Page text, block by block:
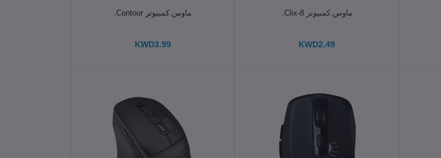
الإضافة إلى سلة التسوق
ماوس.كمبيوتر Clix-8.
KWD2.49
الإضافة إلى سلة التسوق
ماوس.كمبيوتر Contour.
KWD3.99